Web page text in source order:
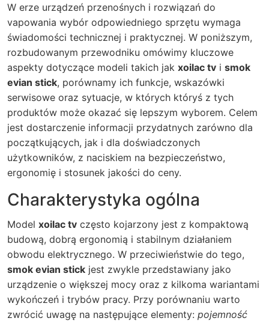
W erze urządzeń przenośnych i rozwiązań do
vapowania wybór odpowiedniego sprzętu wymaga
świadomości technicznej i praktycznej. W poniższym,
rozbudowanym przewodniku omówimy kluczowe
aspekty dotyczące modeli takich jak xoilac tv i smok
evian stick, porównamy ich funkcje, wskazówki
serwisowe oraz sytuacje, w których któryś z tych
produktów może okazać się lepszym wyborem. Celem
jest dostarczenie informacji przydatnych zarówno dla
początkujących, jak i dla doświadczonych
użytkowników, z naciskiem na bezpieczeństwo,
ergonomię i stosunek jakości do ceny.
Charakterystyka ogólna
Model xoilac tv często kojarzony jest z kompaktową
budową, dobrą ergonomią i stabilnym działaniem
obwodu elektrycznego. W przeciwieństwie do tego,
smok evian stick jest zwykle przedstawiany jako
urządzenie o większej mocy oraz z kilkoma wariantami
wykończeń i trybów pracy. Przy porównaniu warto
zwrócić uwagę na następujące elementy: pojemność